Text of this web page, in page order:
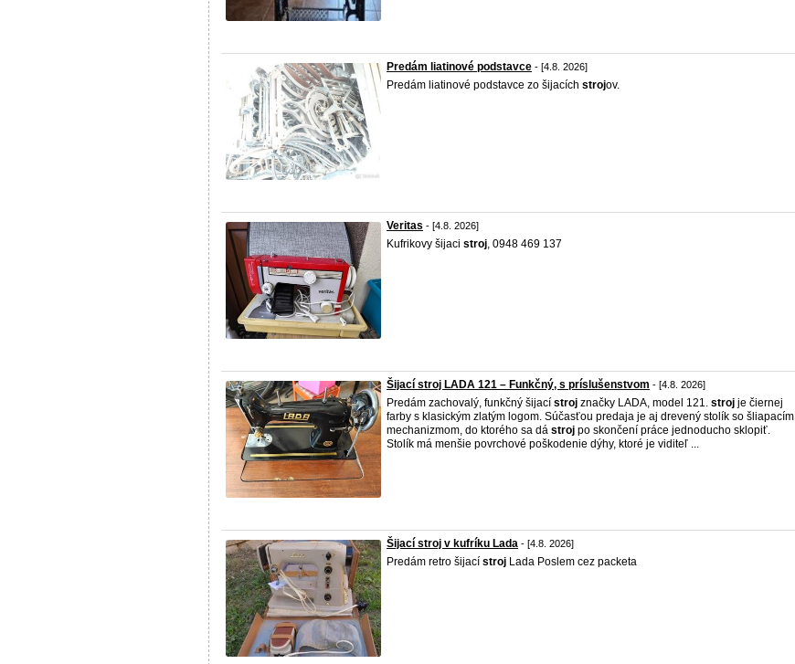
Predám liatinové podstavce - [4.8. 2026]
Predám liatinové podstavce zo šijacích strojov.
Veritas - [4.8. 2026]
Kufrikovy šijaci stroj, 0948 469 137
Šijací stroj LADA 121 – Funkčný, s príslušenstvom - [4.8. 2026]
Predám zachovalý, funkčný šijací stroj značky LADA, model 121. stroj je čiernej
farby s klasickým zlatým logom. Súčasťou predaja je aj drevený stolík so šliapacím
mechanizmom, do ktorého sa dá stroj po skončení práce jednoducho sklopiť.
Stolík má menšie povrchové poškodenie dýhy, ktoré je viditeľ ...
Šijací stroj v kufríku Lada - [4.8. 2026]
Predám retro šijací stroj Lada Poslem cez packeta